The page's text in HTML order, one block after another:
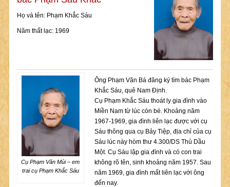
Họ và tên: Phạm Khắc Sáu
Năm thất lạc: 1969
Cụ Phạm Văn Mùi – em
trai cụ Phạm Khắc Sáu
Ông Phạm Văn Bá đăng ký tìm bác Phạm
Khắc Sáu, quê Nam Định.
Cụ Phạm Khắc Sáu thoát ly gia đình vào
Miền Nam từ lúc còn bé. Khoảng năm
1967-1969, gia đình liên lạc được với cụ
Sáu thông qua cụ Bảy Tiệp, địa chỉ của cụ
Sáu lúc này hòm thư 4.300/DS Thủ Dầu
Một. Cụ Sáu lập gia đình và có con trai
không rõ tên, sinh khoảng năm 1957. Sau
năm 1969, gia đình mất liên lạc với ông
đến nay.